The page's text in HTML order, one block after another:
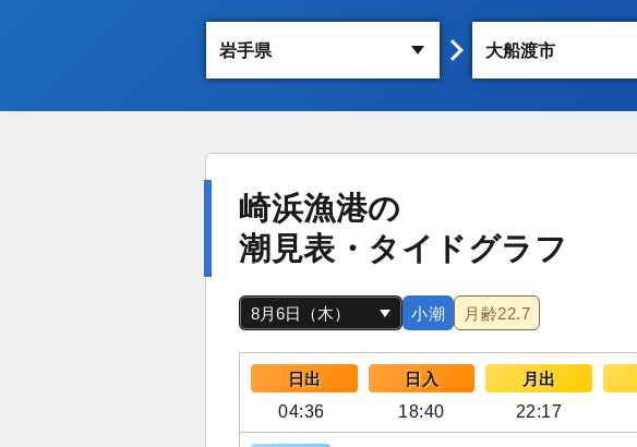
崎浜漁港の
潮見表・タイドグラフ
小潮 月齢22.7
日出 日入 月出
04:36
18:40 22:17